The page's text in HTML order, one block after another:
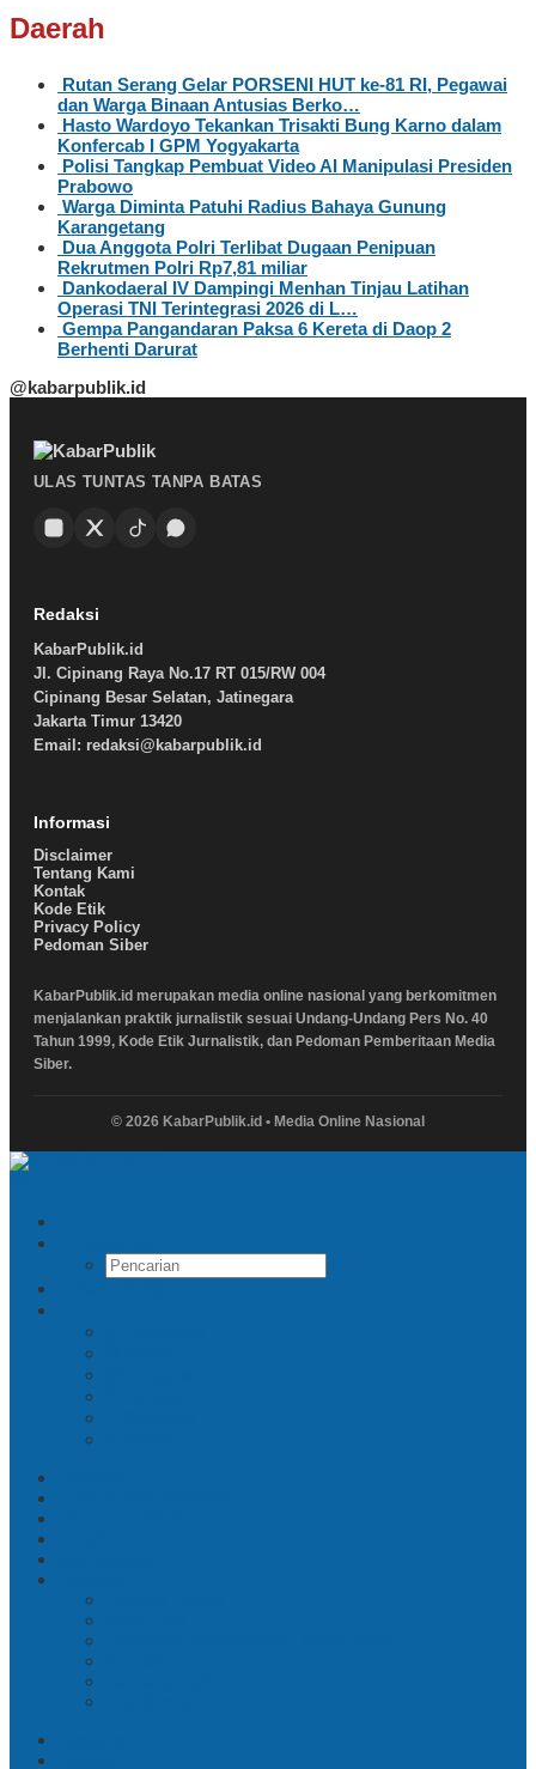
Daerah
Rutan Serang Gelar PORSENI HUT ke-81 RI, Pegawai
dan Warga Binaan Antusias Berko…
Hasto Wardoyo Tekankan Trisakti Bung Karno dalam
Konfercab I GPM Yogyakarta
Polisi Tangkap Pembuat Video AI Manipulasi Presiden
Prabowo
Warga Diminta Patuhi Radius Bahaya Gunung
Karangetang
Dua Anggota Polri Terlibat Dugaan Penipuan
Rekrutmen Polri Rp7,81 miliar
Dankodaeral IV Dampingi Menhan Tinjau Latihan
Operasi TNI Terintegrasi 2026 di L…
Gempa Pangandaran Paksa 6 Kereta di Daop 2
Berhenti Darurat
@kabarpublik.id
ULAS TUNTAS TANPA BATAS
Redaksi
KabarPublik.id
Jl. Cipinang Raya No.17 RT 015/RW 004
Cipinang Besar Selatan, Jatinegara
Jakarta Timur 13420
Email: redaksi@kabarpublik.id
Informasi
Disclaimer
Tentang Kami
Kontak
Kode Etik
Privacy Policy
Pedoman Siber
KabarPublik.id merupakan media online nasional yang berkomitmen
menjalankan praktik jurnalistik sesuai Undang-Undang Pers No. 40
Tahun 1999, Kode Etik Jurnalistik, dan Pedoman Pemberitaan Media
Siber.
© 2026 KabarPublik.id • Media Online Nasional